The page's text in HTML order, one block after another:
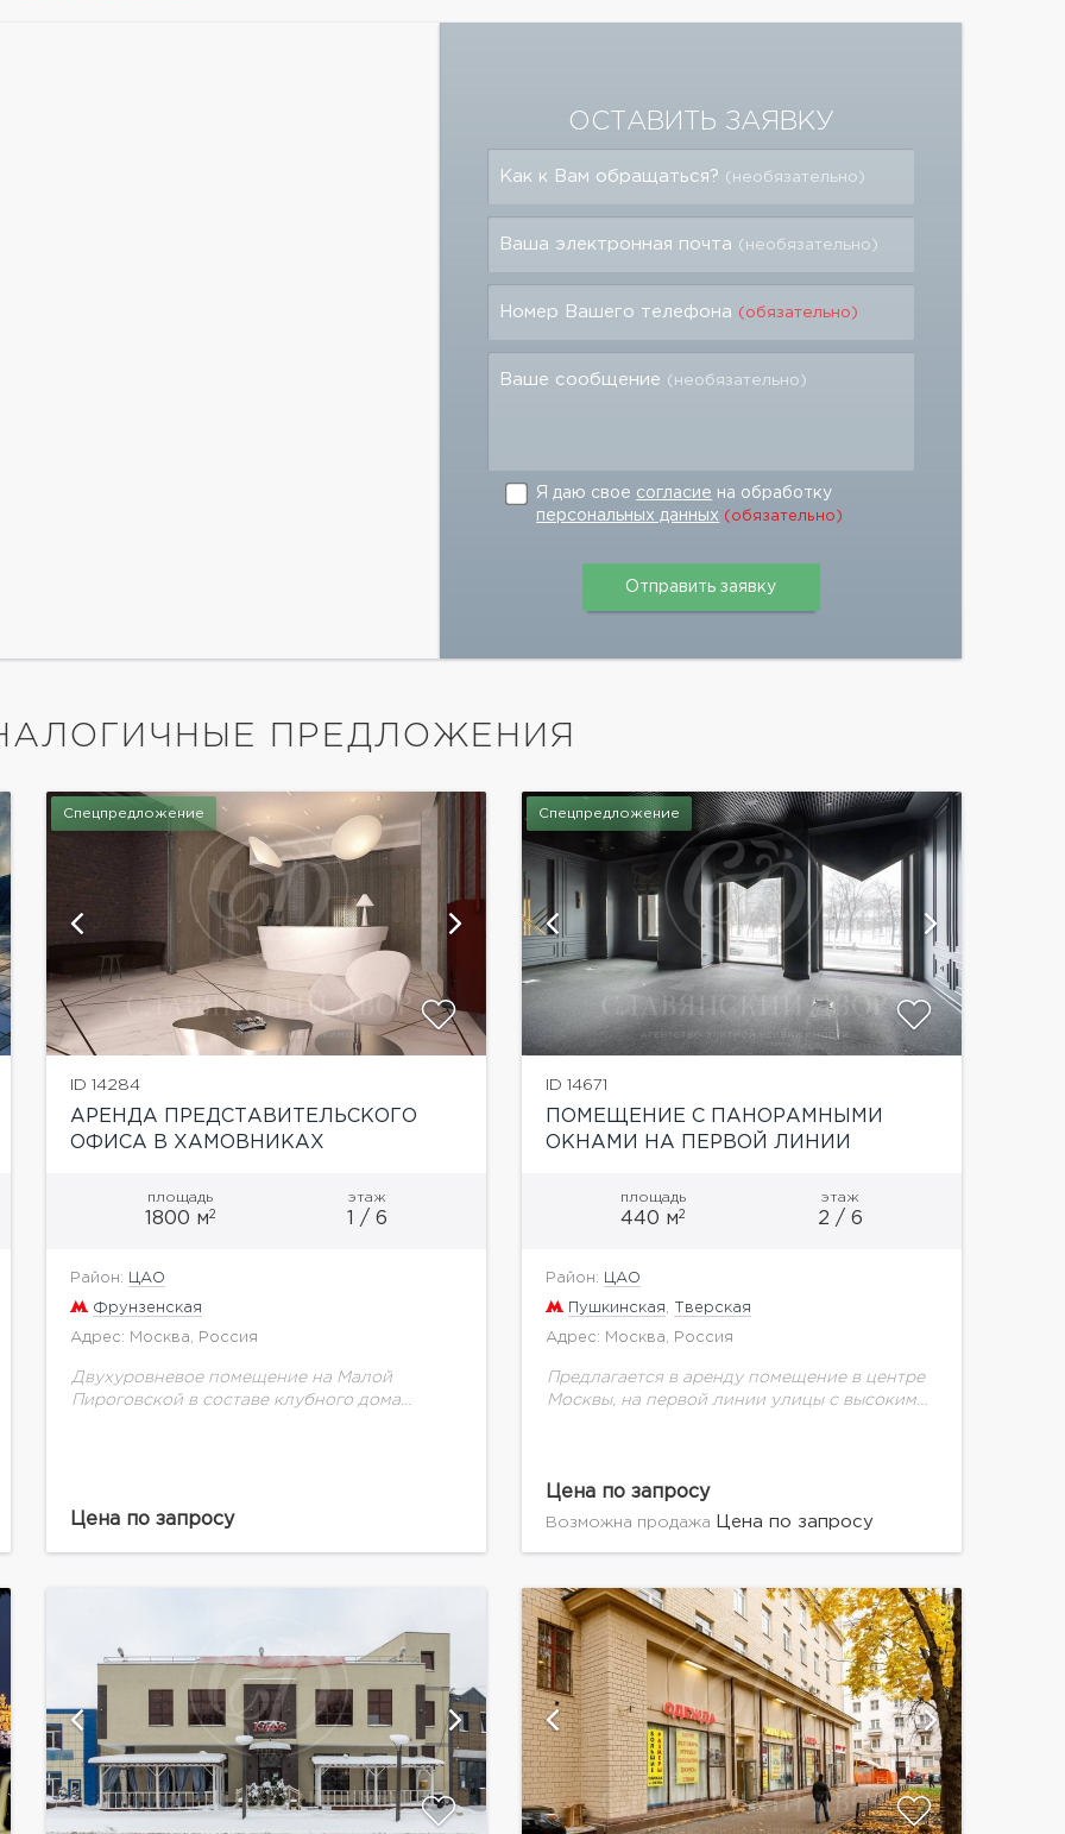
ОСТАВИТЬ ЗАЯВКУ
Как к Вам обращаться? (необязательно)
Ваша электронная почта (необязательно)
Номер Вашего телефона (обязательно)
Ваше сообщение (необязательно)
Я даю свое согласие на обработку
персональных данных (обязательно)
ПРЕДЛОЖЕНИЯ
Спецпредложение
ID 14284
АРЕНДА ПРЕДСТАВИТЕЛЬСКОГО
ОФИСА В ХАМОВНИКАХ
площадь
1800 м2
этаж
1 / 6
Район: ЦАО
Фрунзенская
Адрес: Москва, Россия
Двухуровневое помещение на Малой
Пироговской в составе клубного дома
Цена по запросу
показать ещё 13 фотографий
Спецпредложение
ID 14671
ПОМЕЩЕНИЕ С ПАНОРАМНЫМИ
ОКНАМИ НА ПЕРВОЙ ЛИНИИ
площадь
440 м2
этаж
2 / 6
Район: ЦАО
Пушкинская Тверская
Адрес: Москва, Россия
Предлагается в аренду помещение в центре
Москвы, на первой линии улицы с высоким
Цена по запросу
Возможна продажа Цена по запросу